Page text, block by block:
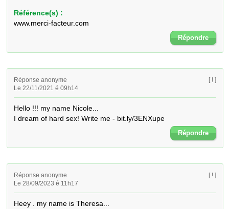
Référence(s) :
www.merci-facteur.com
Répondre
Réponse anonyme
Le 22/11/2021 é 09h14
[ ! ]
Hello !!! my name Nicole...
I dream of hard sex! Write me - bit.ly/3ENXupe
Répondre
Réponse anonyme
Le 28/09/2023 é 11h17
[ ! ]
Heey . my name is Theresa...